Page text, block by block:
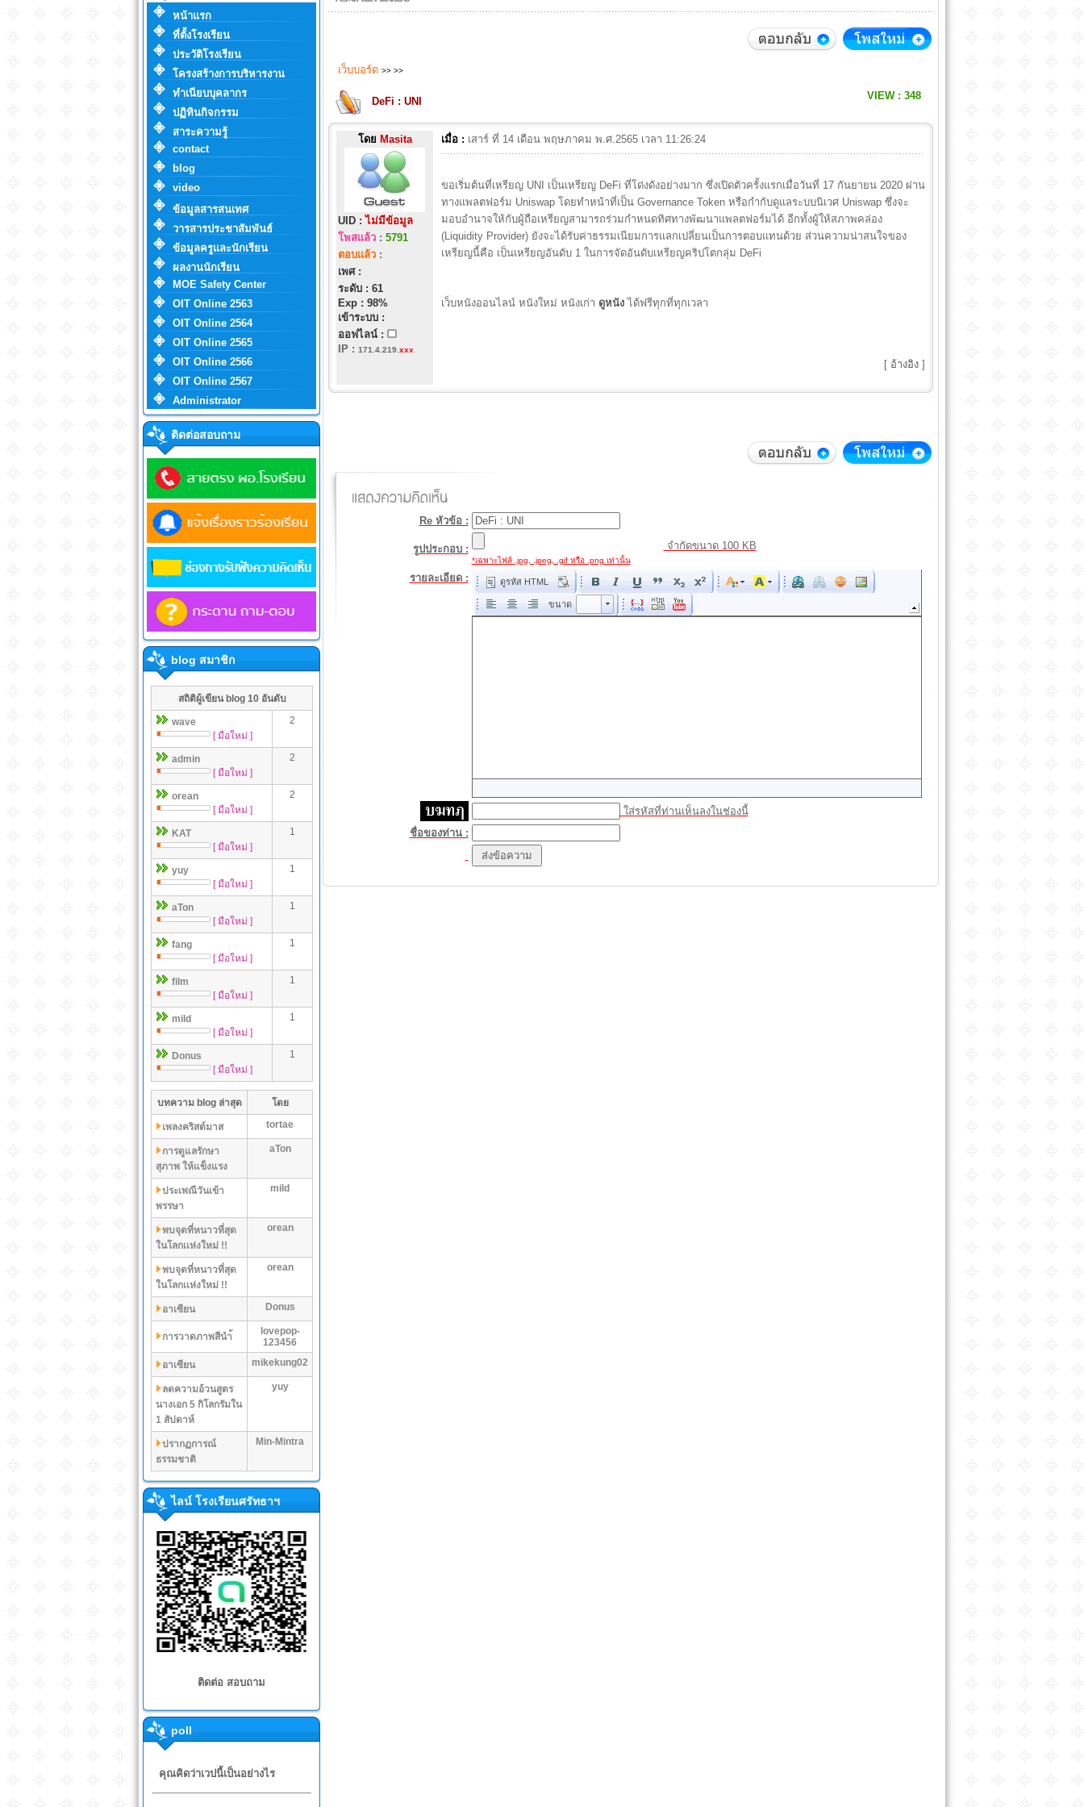
หน้าแรก
ที่ตั้งโรงเรียน
ประวัติโรงเรียน
โครงสร้างการบริหารงาน
ทำเนียบบุคลากร
ปฏิทินกิจกรรม
สาระความรู้
contact
blog
video
ข้อมูลสารสนเทศ
วารสารประชาสัมพันธ์
ข้อมูลครูและนักเรียน
ผลงานนักเรียน
MOE Safety Center
OIT Online 2563
OIT Online 2564
OIT Online 2565
OIT Online 2566
OIT Online 2567
Administrator
ติดต่อสอบถาม
blog สมาชิก
สถิติผู้เขียน blog 10 อันดับ
wave
[ มือใหม่ ]
2
admin
[ มือใหม่ ]
2
orean
[ มือใหม่ ]
2
KAT
[ มือใหม่ ]
1
yuy
[ มือใหม่ ]
1
aTon
[ มือใหม่ ]
1
fang
[ มือใหม่ ]
1
film
[ มือใหม่ ]
1
mild
[ มือใหม่ ]
1
Donus
[ มือใหม่ ]
1
บทความ blog ล่าสุด โดย
เพลงคริสต์มาส tortae
การดูแลรักษา
สุภาพ ให้แข็งแรง
aTon
ประเพณีวันเข้า
พรรษา
mild
พบจุดที่หนาวที่สุด
ในโลกเเห่งใหม่ !!
orean
พบจุดที่หนาวที่สุด
ในโลกเเห่งใหม่ !!
orean
อาเซียน Donus
การวาดภาพสีนำ้
lovepop-
123456
อาเซียน
mikekung02
ลดความอ้วนสูตร
นางเอก 5 กิโลกรัมใน
1 สัปดาห์
yuy
ปรากฏการณ์
ธรรมชาติ
Min-Mintra
ไลน์ โรงเรียนศรัทธาฯ
ติดต่อ สอบถาม
poll
คุณคิดว่าเวปนี้เป็นอย่างไร
เว็บบอร์ด >> >>
DeFi : UNI VIEW : 348
โดย Masita
UID :ไม่มีข้อมูล
โพสแล้ว: 5791
ตอบแล้ว:
เพศ :
ระดับ : 61
Exp : 98%
เข้าระบบ :
ออฟไลน์ :
IP : 171.4.219. xxx
เมื่อ : เสาร์ ที่ 14 เดือน พฤษภาคม พ.ศ.2565 เวลา 11:26:24
ขอเริ่มต้นที่เหรียญ UNI เป็นเหรียญ DeFi ที่โด่งดังอย่างมาก ซึ่งเปิดตัวครั้งแรกเมื่อวันที่ 17 กันยายน 2020 ผ่าน
ทางแพลตฟอร์ม Uniswap โดยทำหน้าที่เป็น Governance Token หรือกำกับดูแลระบบนิเวศ Uniswap ซึ่งจะ
มอบอำนาจให้กับผู้ถือเหรียญสามารถร่วมกำหนดทิศทางพัฒนาแพลตฟอร์มได้ อีกทั้งผู้ให้สภาพคล่อง
(Liquidity Provider) ยังจะได้รับค่าธรรมเนียมการแลกเปลี่ยนเป็นการตอบแทนด้วย ส่วนความน่าสนใจของ
เหรียญนี้คือ เป็นเหรียญอันดับ 1 ในการจัดอันดับเหรียญคริปโตกลุ่ม DeFi
เว็บหนังออนไลน์ หนังใหม่ หนังเก่า ดูหนัง ได้ฟรีทุกที่ทุกเวลา
[ อ้างอิง ]
Re หัวข้อ :
รูปประกอบ : จำกัดขนาด 100 KB
*เฉพาะไฟล์ .jpg, .jpeg, .gif หรือ .png เท่านั้น
รายละเอียด : ดูรหัส HTML
ขนาด
ใส่รหัสที่ท่านเห็นลงในช่องนี้
ชื่อของท่าน :